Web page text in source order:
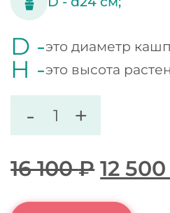
D -это диаметр
H -это высота
- +
16 100₽ 12 500